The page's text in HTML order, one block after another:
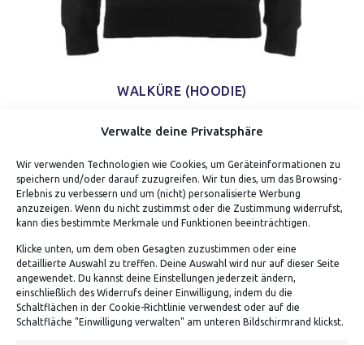
Verwalte deine Privatsphäre
Wir verwenden Technologien wie Cookies, um Geräteinformationen zu
speichern und/oder darauf zuzugreifen. Wir tun dies, um das Browsing-
Erlebnis zu verbessern und um (nicht) personalisierte Werbung
anzuzeigen. Wenn du nicht zustimmst oder die Zustimmung widerrufst,
kann dies bestimmte Merkmale und Funktionen beeinträchtigen.
Klicke unten, um dem oben Gesagten zuzustimmen oder eine
detaillierte Auswahl zu treffen. Deine Auswahl wird nur auf dieser Seite
angewendet. Du kannst deine Einstellungen jederzeit ändern,
einschließlich des Widerrufs deiner Einwilligung, indem du die
Schaltflächen in der Cookie-Richtlinie verwendest oder auf die
Schaltfläche "Einwilligung verwalten" am unteren Bildschirmrand klickst.
WALKÜRE (HOODIE)
ADRESSE
Von Tiling GmbH